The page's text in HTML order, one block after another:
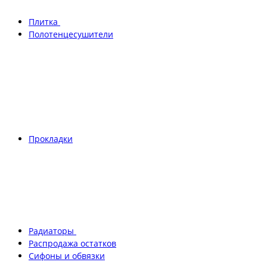
Плитка
Полотенцесушители
Прокладки
Радиаторы
Распродажа остатков
Сифоны и обвязки